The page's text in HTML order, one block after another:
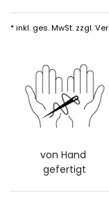
* inkl. ges. MwSt. zzgl.
von Hand
gefertigt